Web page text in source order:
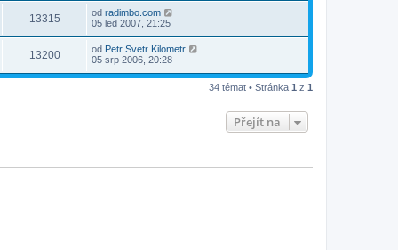
13315 od radimbo.com
05 led 2007, 21:25
13200 od Petr Svetr Kilometr
05 srp 2006, 20:28
34 témat • Stránka 1 z 1
Přejít na